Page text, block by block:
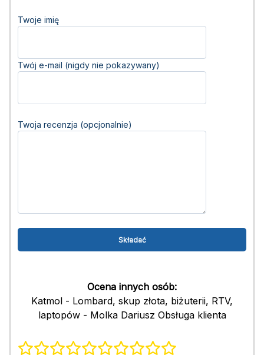
Twoje imię
Twój e-mail (nigdy nie pokazywany)
Twoja recenzja (opcjonalnie)
Ocena innych osób:
Katmol - Lombard, skup złota, biżuterii, RTV,
laptopów - Molka Dariusz Obsługa klienta